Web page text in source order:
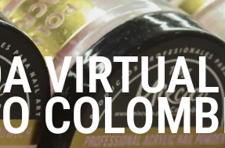
VIRTUAL